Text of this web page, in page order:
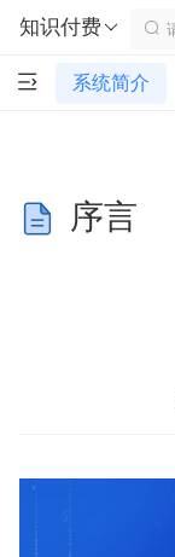
知识付费
系统简介
序言